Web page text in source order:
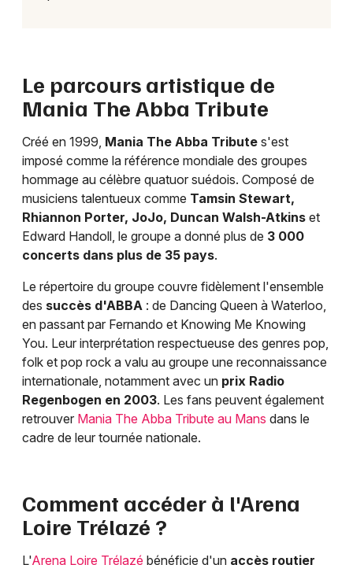
Le parcours artistique de
Mania The Abba Tribute
Créé en 1999, Mania The Abba Tribute s'est
imposé comme la référence mondiale des groupes
hommage au célèbre quatuor suédois. Composé de
musiciens talentueux comme Tamsin Stewart,
Rhiannon Porter, JoJo, Duncan Walsh-Atkins et
Edward Handoll, le groupe a donné plus de 3 000
concerts dans plus de 35 pays.
Le répertoire du groupe couvre fidèlement l'ensemble
des succès d'ABBA : de Dancing Queen à Waterloo,
en passant par Fernando et Knowing Me Knowing
You. Leur interprétation respectueuse des genres pop,
folk et pop rock a valu au groupe une reconnaissance
internationale, notamment avec un prix Radio
Regenbogen en 2003. Les fans peuvent également
retrouver Mania The Abba Tribute au Mans dans le
cadre de leur tournée nationale.
Comment accéder à l'Arena
Loire Trélazé ?
L'Arena Loire Trélazé bénéficie d'un accès routier